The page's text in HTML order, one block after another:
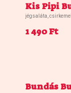
Kis Pipi
jégsaláta,
1 490 Ft
Bundás